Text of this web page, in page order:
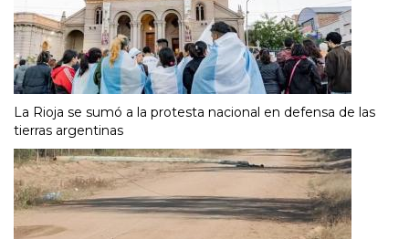
La Rioja se sumó a la protesta nacional en defensa de las
tierras argentinas